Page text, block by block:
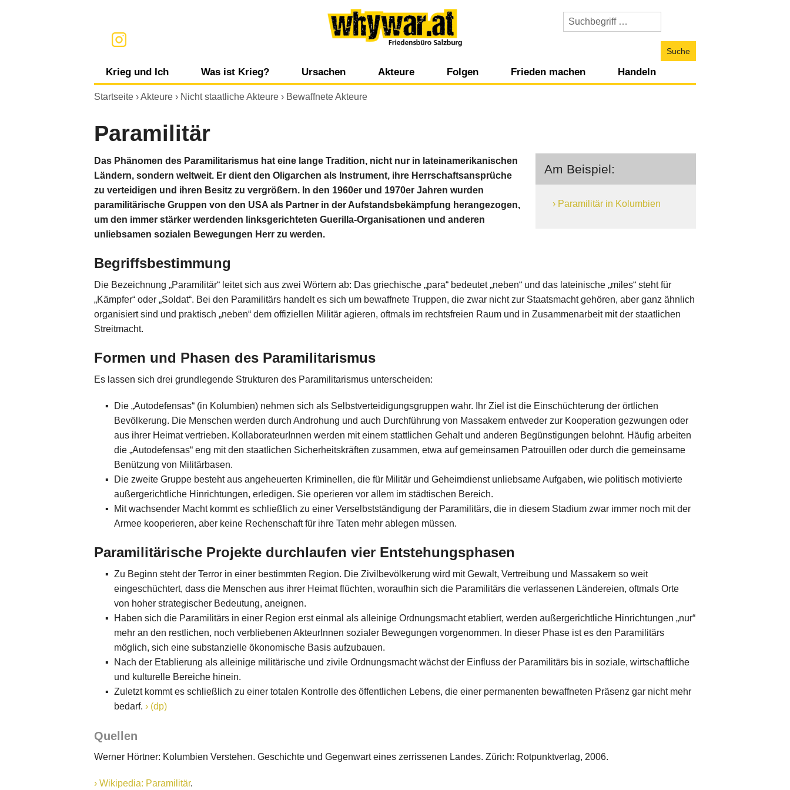
Whywar
WhyWar
durchsuchen
Krieg und Ich
Informationen, Medien und Krieg
Gefühle und Krieg
Meine persönliche Umgebung
Was ist Krieg?
Krieg
Ursachen
Kulturell-religiöse Aspekte
Psychologische Aspekte
Politische Aspekte
Militärische Aspekte
Akteure
Wirtschaftliche Akteure
Medien
Folgen Frieden machen
Zivilgesellschaftliche Perspektiven
Wirtschaftliche und ökologische Perspektiven
Handeln
Künstlerisch ausdrücken
Startseite ›Akteure › Nicht staatliche Akteure › Bewaffnete Akteure
Paramilitär
Am Beispiel:
Paramilitär in Kolumbien
Das Phänomen des Paramilitarismus hat eine lange Tradition, nicht nur in lateinamerikanischen
Ländern, sondern weltweit. Er dient den Oligarchen als Instrument, ihre Herrschaftsansprüche
zu verteidigen und ihren Besitz zu vergrößern. In den 1960er und 1970er Jahren wurden
paramilitärische Gruppen von den USA als Partner in der Aufstandsbekämpfung herangezogen,
um den immer stärker werdenden linksgerichteten Guerilla-Organisationen und anderen
unliebsamen sozialen Bewegungen Herr zu werden.
Begriffsbestimmung
Die Bezeichnung „Paramilitär“ leitet sich aus zwei Wörtern ab: Das griechische „para“ bedeutet „neben“ und das lateinische „miles“ steht für
„Kämpfer“ oder „Soldat“. Bei den Paramilitärs handelt es sich um bewaffnete Truppen, die zwar nicht zur Staatsmacht gehören, aber ganz ähnlich
organisiert sind und praktisch „neben“ dem offiziellen Militär agieren, oftmals im rechtsfreien Raum und in Zusammenarbeit mit der staatlichen
Streitmacht.
Formen und Phasen des Paramilitarismus
Es lassen sich drei grundlegende Strukturen des Paramilitarismus unterscheiden:
Die „Autodefensas“ (in Kolumbien) nehmen sich als Selbstverteidigungsgruppen wahr. Ihr Ziel ist die Einschüchterung der örtlichen
Bevölkerung. Die Menschen werden durch Androhung und auch Durchführung von Massakern entweder zur Kooperation gezwungen oder
aus ihrer Heimat vertrieben. KollaborateurInnen werden mit einem stattlichen Gehalt und anderen Begünstigungen belohnt. Häufig arbeiten
die „Autodefensas“ eng mit den staatlichen Sicherheitskräften zusammen, etwa auf gemeinsamen Patrouillen oder durch die gemeinsame
Benützung von Militärbasen.
Die zweite Gruppe besteht aus angeheuerten Kriminellen, die für Militär und Geheimdienst unliebsame Aufgaben, wie politisch motivierte
außergerichtliche Hinrichtungen, erledigen. Sie operieren vor allem im städtischen Bereich.
Mit wachsender Macht kommt es schließlich zu einer Verselbstständigung der Paramilitärs, die in diesem Stadium zwar immer noch mit der
Armee kooperieren, aber keine Rechenschaft für ihre Taten mehr ablegen müssen.
Paramilitärische Projekte durchlaufen vier Entstehungsphasen
Zu Beginn steht der Terror in einer bestimmten Region. Die Zivilbevölkerung wird mit Gewalt, Vertreibung und Massakern so weit
eingeschüchtert, dass die Menschen aus ihrer Heimat flüchten, woraufhin sich die Paramilitärs die verlassenen Ländereien, oftmals Orte
von hoher strategischer Bedeutung, aneignen.
Haben sich die Paramilitärs in einer Region erst einmal als alleinige Ordnungsmacht etabliert, werden außergerichtliche Hinrichtungen „nur“
mehr an den restlichen, noch verbliebenen AkteurInnen sozialer Bewegungen vorgenommen. In dieser Phase ist es den Paramilitärs
möglich, sich eine substanzielle ökonomische Basis aufzubauen.
Nach der Etablierung als alleinige militärische und zivile Ordnungsmacht wächst der Einfluss der Paramilitärs bis in soziale, wirtschaftliche
und kulturelle Bereiche hinein.
Zuletzt kommt es schließlich zu einer totalen Kontrolle des öffentlichen Lebens, die einer permanenten bewaffneten Präsenz gar nicht mehr
bedarf.
(dp)
Quellen
Werner Hörtner: Kolumbien Verstehen. Geschichte und Gegenwart eines zerrissenen Landes. Zürich: Rotpunktverlag, 2006.
Wikipedia: Paramilitär.